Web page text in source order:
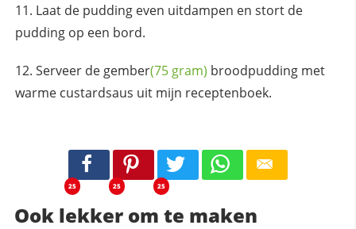
Laat de pudding even uitdampen en stort de
pudding op een bord.
Serveer de gember(75 gram) broodpudding met
warme custardsaus uit mijn receptenboek.
25 25 25
Ook lekker om te maken